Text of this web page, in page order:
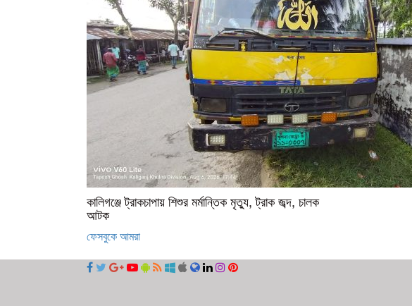
কালিগঞ্জে ট্রাকচাপায় শিশুর মর্মান্তিক মৃত্যু, ট্রাক জব্দ, চালক
আটক
ফেসবুকে আমরা